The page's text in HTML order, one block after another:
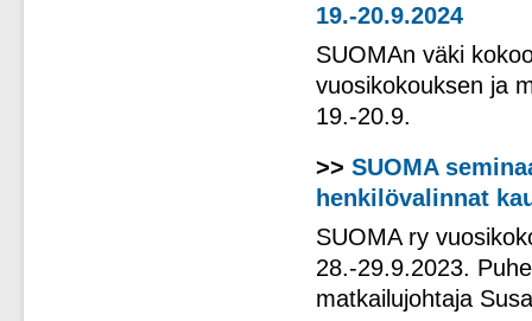
19.-20.9.2024
SUOMAn väki
vuosikokouksen ja
19.-20.9.
>> SUOMA
henkilövalinnat
SUOMA ry
28.-29.9.2023.
matkailujohtaja